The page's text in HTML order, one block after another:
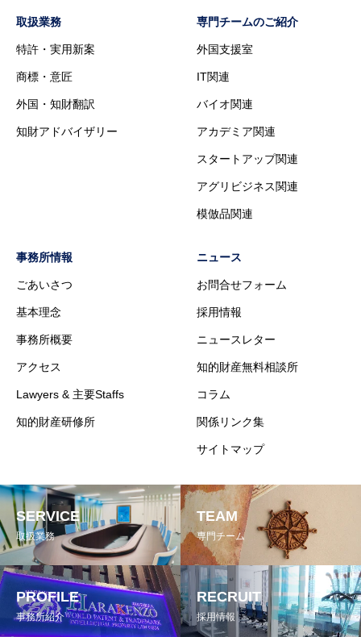
取扱業務
特許・実用新案
商標・意匠
外国・知財翻訳
知財アドバイザリー
専門チームのご紹介
外国支援室
IT関連
バイオ関連
アカデミア関連
スタートアップ関連
アグリビジネス関連
模倣品関連
事務所情報
ごあいさつ
基本理念
事務所概要
アクセス
Lawyers & 主要Staffs
知的財産研修所
ニュース
お問合せフォーム
採用情報
ニュースレター
知的財産無料相談所
コラム
関係リンク集
サイトマップ
SERVICE
取扱業務
TEAM
専門チーム
PROFILE
事務所紹介
RECRUIT
採用情報